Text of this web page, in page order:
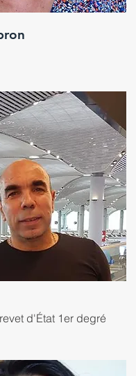
d'État 1er degré